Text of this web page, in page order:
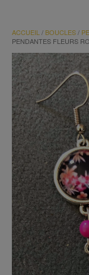
ACCUEIL / BOUCLES/
PENDANTES FLEURS